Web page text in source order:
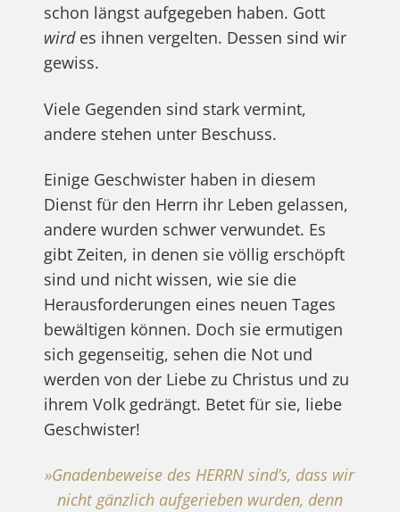
schon längst aufgegeben haben. Gott
wirdes ihnen vergelten. Dessen sind wir
gewiss.
Viele Gegenden sind stark vermint,
andere stehen unter Beschuss.
Einige Geschwister haben in diesem
Dienst für den Herrn ihr Leben gelassen,
andere wurden schwer verwundet. Es
gibt Zeiten, in denen sie völlig erschöpft
sind und nicht wissen, wie sie die
Herausforderungen eines neuen Tages
bewältigen können. Doch sie ermutigen
sich gegenseitig, sehen die Not und
werden von der Liebe zu Christus und zu
ihrem Volk gedrängt. Betet für sie, liebe
Geschwister!
»Gnadenbeweise des HERRN sind’s, dass wir
nicht gänzlich aufgerieben wurden, denn